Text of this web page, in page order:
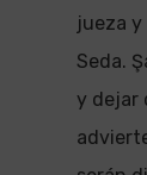
jueza y
Seda.
y dejar